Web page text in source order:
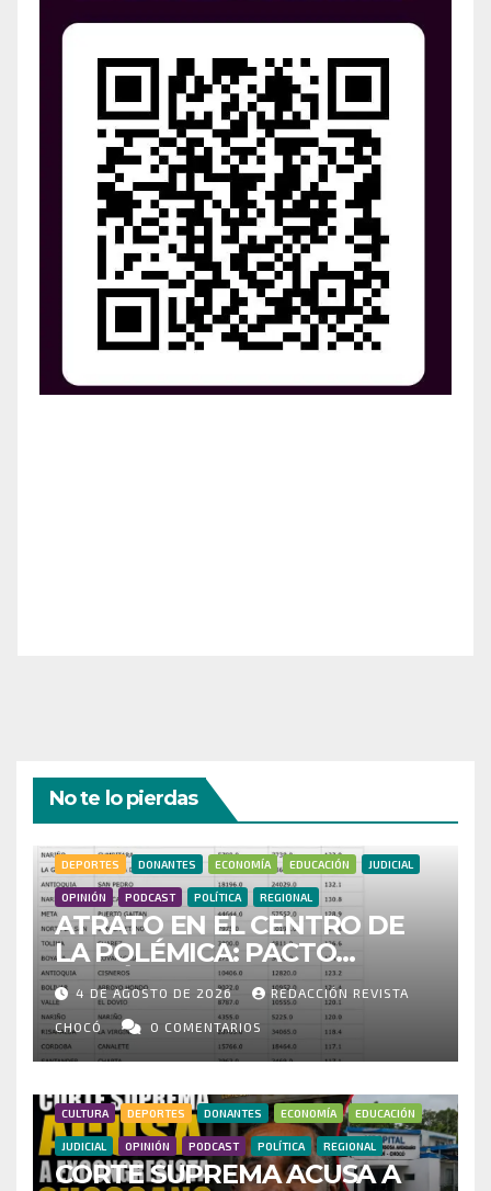
No te lo pierdas
DEPORTES DONANTES ECONOMÍA EDUCACIÓN JUDICIAL
OPINIÓN PODCAST POLÍTICA REGIONAL
ATRATO EN EL CENTRO DE
LA POLÉMICA: PACTO
HISTÓRICO CUESTIONA
CENSO ELECTORAL Y PIDE
INVESTIGAR PRESUNTO
FRAUDE
4 DE AGOSTO DE 2026 REDACCIÓN REVISTA
CHOCÓ 0 COMENTARIOS
CULTURA DEPORTES DONANTES ECONOMÍA EDUCACIÓN
JUDICIAL OPINIÓN PODCAST POLÍTICA REGIONAL
CORTE SUPREMA ACUSA A